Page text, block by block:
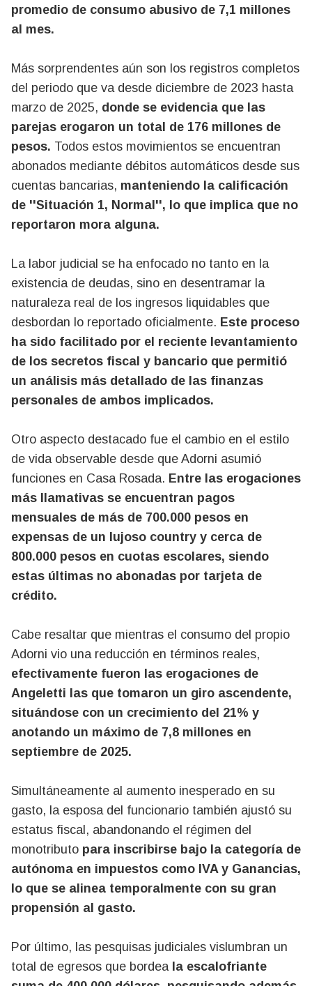
promedio de consumo abusivo de 7,1 millones
al mes.
Más sorprendentes aún son los registros completos
del periodo que va desde diciembre de 2023 hasta
marzo de 2025, donde se evidencia que las
parejas erogaron un total de 176 millones de
pesos. Todos estos movimientos se encuentran
abonados mediante débitos automáticos desde sus
cuentas bancarias, manteniendo la calificación
de ''Situación 1, Normal'', lo que implica que no
reportaron mora alguna.
La labor judicial se ha enfocado no tanto en la
existencia de deudas, sino en desentramar la
naturaleza real de los ingresos liquidables que
desbordan lo reportado oficialmente. Este proceso
ha sido facilitado por el reciente levantamiento
de los secretos fiscal y bancario que permitió
un análisis más detallado de las finanzas
personales de ambos implicados.
Otro aspecto destacado fue el cambio en el estilo
de vida observable desde que Adorni asumió
funciones en Casa Rosada. Entre las erogaciones
más llamativas se encuentran pagos
mensuales de más de 700.000 pesos en
expensas de un lujoso country y cerca de
800.000 pesos en cuotas escolares, siendo
estas últimas no abonadas por tarjeta de
crédito.
Cabe resaltar que mientras el consumo del propio
Adorni vio una reducción en términos reales,
efectivamente fueron las erogaciones de
Angeletti las que tomaron un giro ascendente,
situándose con un crecimiento del 21% y
anotando un máximo de 7,8 millones en
septiembre de 2025.
Simultáneamente al aumento inesperado en su
gasto, la esposa del funcionario también ajustó su
estatus fiscal, abandonando el régimen del
monotributo para inscribirse bajo la categoría de
autónoma en impuestos como IVA y Ganancias,
lo que se alinea temporalmente con su gran
propensión al gasto.
Por último, las pesquisas judiciales vislumbran un
total de egresos que bordea la escalofriante